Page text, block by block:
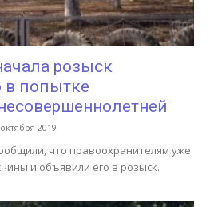
розыск
в попытке
2019
что правоохранителям уже
и объявили его в розыск.